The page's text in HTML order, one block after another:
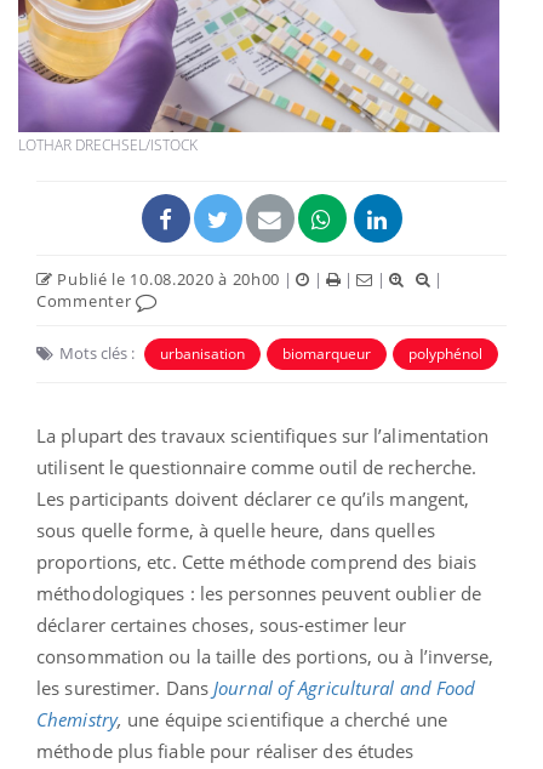
LOTHAR DRECHSEL/ISTOCK
Publié le 10.08.2020 à 20h00 | | | |
|
Commenter
Mots clés : urbanisation biomarqueur polyphénol
La plupart des travaux scientifiques sur l’alimentation
utilisent le questionnaire comme outil de recherche.
Les participants doivent déclarer ce qu’ils mangent,
sous quelle forme, à quelle heure, dans quelles
proportions, etc. Cette méthode comprend des biais
méthodologiques : les personnes peuvent oublier de
déclarer certaines choses, sous-estimer leur
consommation ou la taille des portions, ou à l’inverse,
les surestimer. DansJournal of Agricultural and Food
Chemistry, une équipe scientifique a cherché une
méthode plus fiable pour réaliser des études